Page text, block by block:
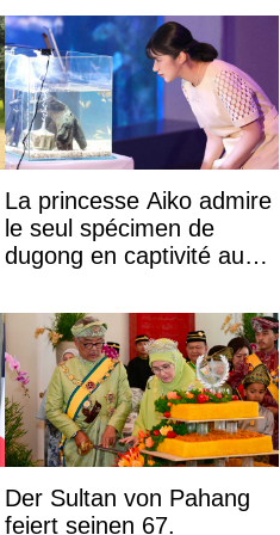
...
La princesse Aiko admire
le seul spécimen de
dugong en captivité au
Toba
Der Sultan von Pahang
feiert seinen 67.